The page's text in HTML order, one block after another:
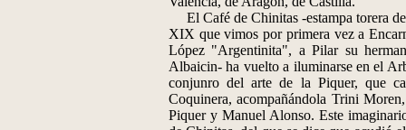
El Café de Chinitas -estampa torera
XIX que vimos por primera vez a
López "Argentinita", a Pilar su
Albaicin- ha vuelto a iluminarse en el
conjunro del arte de la Piquer, que
Coquinera, acompañándola Trini
Piquer y Manuel Alonso. Este